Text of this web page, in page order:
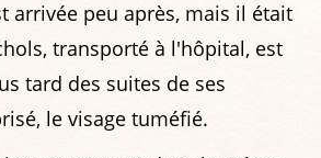
arrivée peu après, mais il était
transporté à l'hôpital, est
tard des suites de ses
le visage tuméfié.